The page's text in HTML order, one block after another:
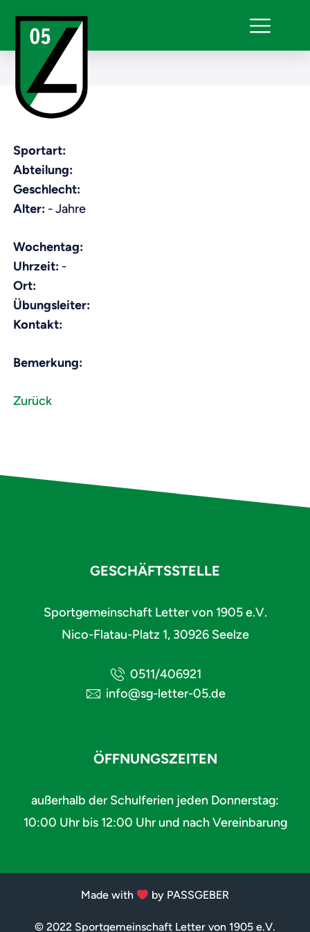
Sportart:
Abteilung:
Geschlecht:
Alter: - Jahre
Wochentag:
Uhrzeit: -
Ort:
Übungsleiter:
Kontakt:
Bemerkung:
Zurück
GESCHÄFTSSTELLE
Sportgemeinschaft Letter von 1905 e.V.
Nico-Flatau-Platz 1, 30926 Seelze
0511/406921
info@sg-letter-05.de
ÖFFNUNGSZEITEN
außerhalb der Schulferien jeden Donnerstag:
10:00 Uhr bis 12:00 Uhr und nach Vereinbarung
Made with by PASSGEBER
© 2022 Sportgemeinschaft Letter von 1905 e.V.